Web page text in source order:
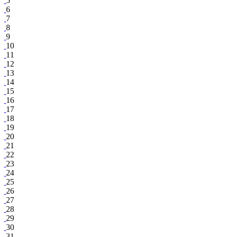
6
7
8
9
10
11
12
13
14
15
16
17
18
19
20
21
22
23
24
25
26
27
28
29
30